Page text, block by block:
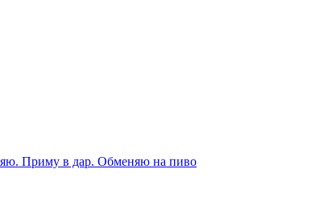
Приму в дар. Обменяю на пиво